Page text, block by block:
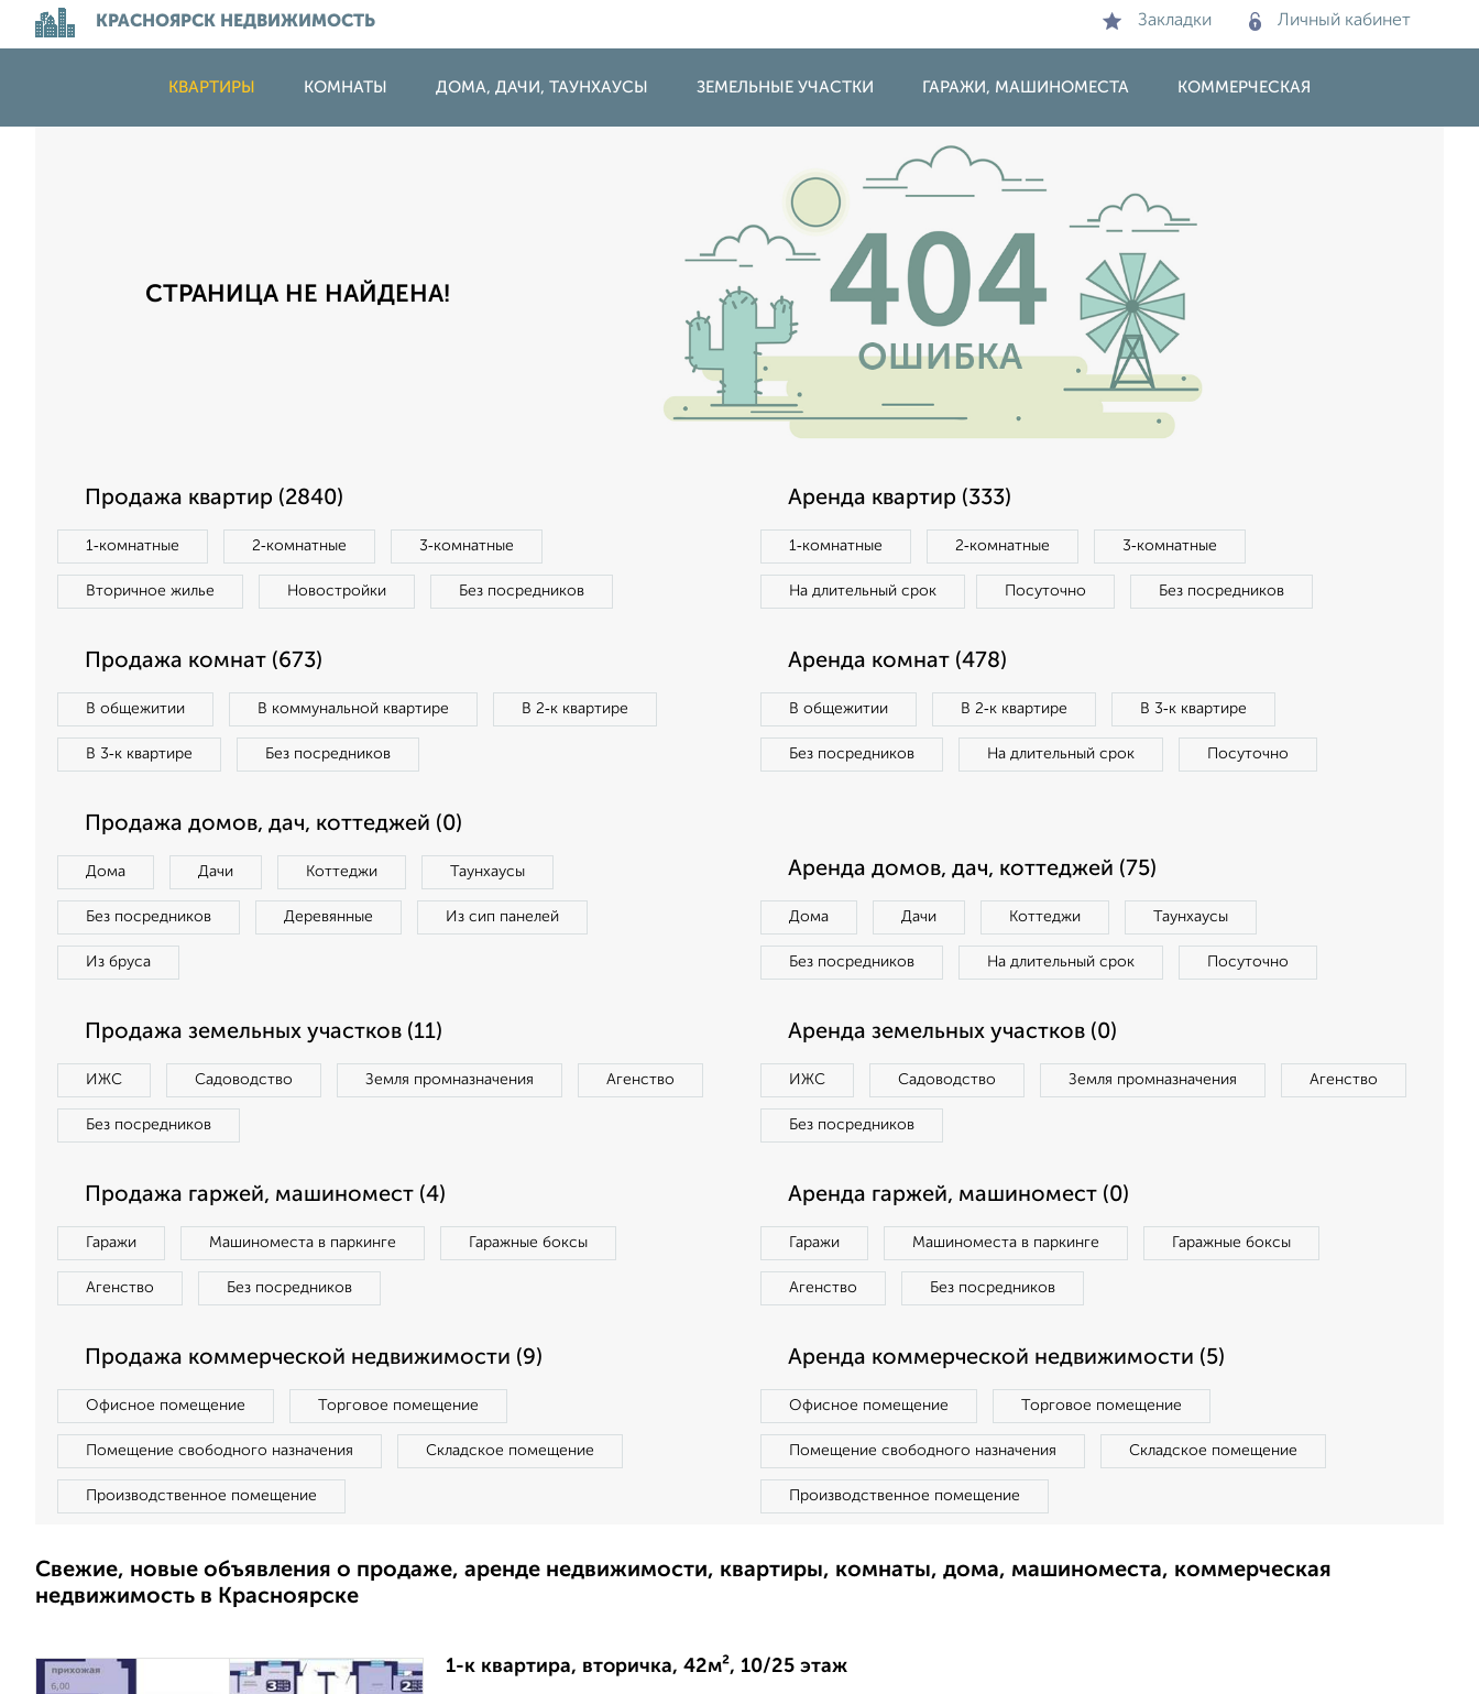
КРАСНОЯРСК НЕДВИЖИМОСТЬ Закладки Личный кабинет
КВАРТИРЫ КОМНАТЫ ДОМА, ДАЧИ, ТАУНХАУСЫ ЗЕМЕЛЬНЫЕ УЧАСТКИ ГАРАЖИ, МАШИНОМЕСТА КОММЕРЧЕСКАЯ
СТРАНИЦА НЕ НАЙДЕНА!
Продажа квартир (2840)
1‑комнатные 2‑комнатные 3‑комнатные
Вторичное жилье Новостройки Без посредников
Аренда квартир (333)
1‑комнатные 2‑комнатные 3‑комнатные
На длительный срок Посуточно Без посредников
Продажа комнат (673)
В общежитии В коммунальной квартире В 2‑к квартире
В 3‑к квартире Без посредников
Аренда комнат (478)
В общежитии В 2‑к квартире В 3‑к квартире
Без посредников На длительный срок Посуточно
Продажа домов, дач, коттеджей (0)
Дома Дачи Коттеджи Таунхаусы
Без посредников Деревянные Из сип панелей
Из бруса
Аренда домов, дач, коттеджей (75)
Дома Дачи Коттеджи Таунхаусы
Без посредников На длительный срок Посуточно
Продажа земельных участков (11)
ИЖС Садоводство Земля промназначения Агенство
Без посредников
Аренда земельных участков (0)
ИЖС Садоводство Земля промназначения Агенство
Без посредников
Продажа гаржей, машиномест (4)
Гаражи Машиноместа в паркинге Гаражные боксы
Агенство Без посредников
Аренда гаржей, машиномест (0)
Гаражи Машиноместа в паркинге Гаражные боксы
Агенство Без посредников
Продажа коммерческой недвижимости (9)
Офисное помещение Торговое помещение
Помещение свободного назначения Складское помещение
Производственное помещение
Аренда коммерческой недвижимости (5)
Офисное помещение Торговое помещение
Помещение свободного назначения Складское помещение
Производственное помещение
Свежие, новые объявления о продаже, аренде недвижимости, квартиры, комнаты, дома, машиноместа, коммерческая
недвижимость в Красноярске
1-к квартира, вторичка, 42м², 10/25 этаж